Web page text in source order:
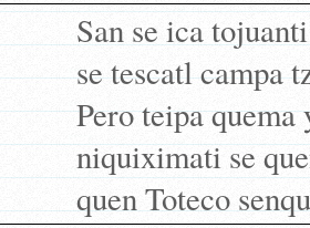
San se ica
se tescatl campa
Pero teipa
niquiximati se
quen Toteco